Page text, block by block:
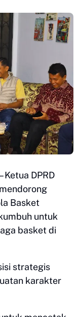
Ketua DPRD
Basket
untuk
basket di
strategis
karakter